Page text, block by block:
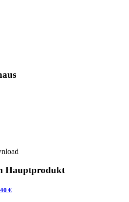
Hauptprodukt
€